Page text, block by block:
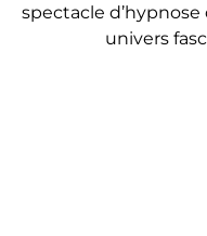
spectacle
univers